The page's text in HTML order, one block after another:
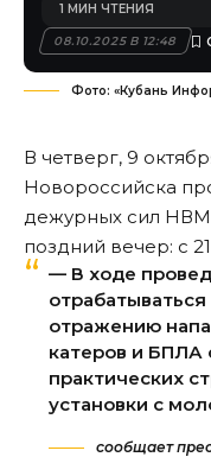
08.10.2025 В 12:48
1 МИН ЧТЕНИЯ
Фото: «Кубань
В четверг, 9
Новороссийска
дежурных сил
поздний вечер: с
— В ходе
отражению
катеров и БПЛА
практических
установки с
сообщает